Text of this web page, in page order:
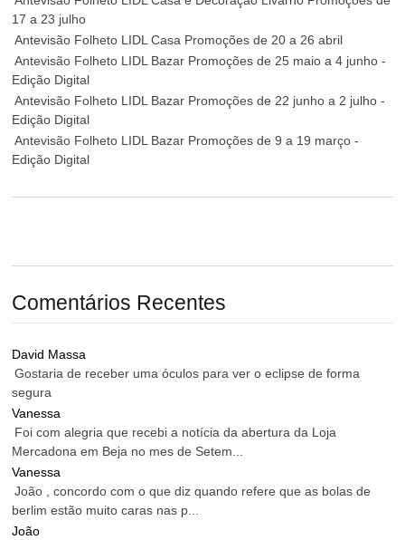
17 a 23 julho
Antevisão Folheto LIDL Casa Promoções de 20 a 26 abril
Antevisão Folheto LIDL Bazar Promoções de 25 maio a 4 junho -
Edição Digital
Antevisão Folheto LIDL Bazar Promoções de 22 junho a 2 julho -
Edição Digital
Antevisão Folheto LIDL Bazar Promoções de 9 a 19 março -
Edição Digital
Comentários Recentes
David Massa
Gostaria de receber uma óculos para ver o eclipse de forma
segura
Vanessa
Foi com alegria que recebi a notícia da abertura da Loja
Mercadona em Beja no mes de Setem...
Vanessa
João , concordo com o que diz quando refere que as bolas de
berlim estão muito caras nas p...
João